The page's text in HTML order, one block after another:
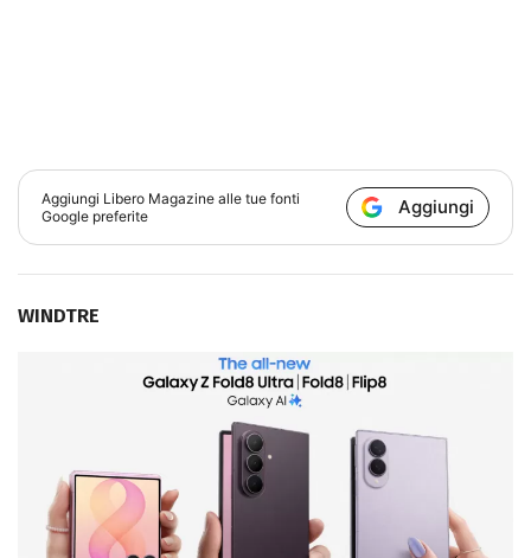
Aggiungi Libero Magazine alle tue fonti
Google preferite
Aggiungi
WINDTRE